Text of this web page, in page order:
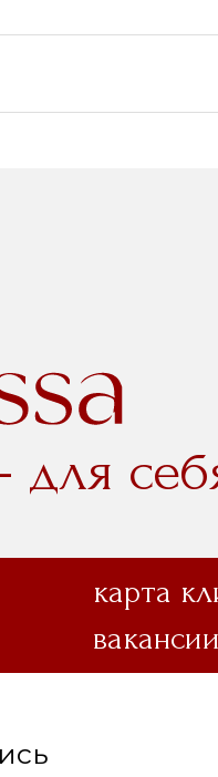
карта
вакансии